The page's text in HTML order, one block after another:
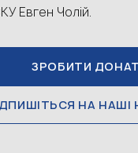
Евген Чолій.
ЗРОБИТИ ДОНАТ
НА НАШІ